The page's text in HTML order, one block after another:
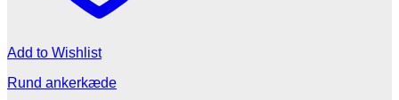
Add to Wishlist
Rund ankerkæde